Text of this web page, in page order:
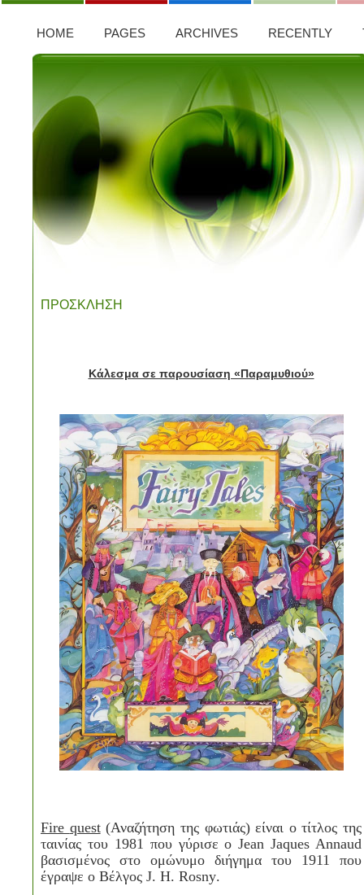
HOME PAGES ARCHIVES RECENTLY
ΠΡΟΣΚΛΗΣΗ
Κάλεσμα σε παρουσίαση «Παραμυθιού»
Fire quest (Αναζήτηση της φωτιάς) είναι ο τίτλος της
ταινίας του 1981 που γύρισε οJean Jaques Annaud
βασισμένος στο ομώνυμο διήγημα του 1911 που
έγραψε ο Βέλγος J. H. Rosny.